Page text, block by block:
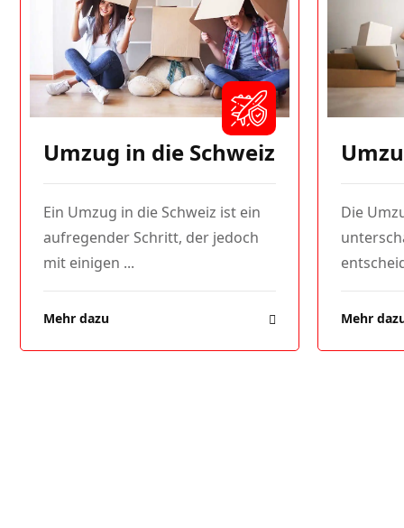
Umzug in die Schweiz
Ein Umzug in die Schweiz ist ein
aufregender Schritt, der jedoch
mit einigen ...
Mehr dazu
Die
Mehr